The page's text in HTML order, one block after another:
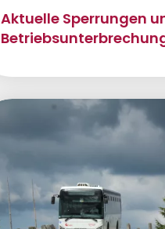
Aktuelle Sperrungen